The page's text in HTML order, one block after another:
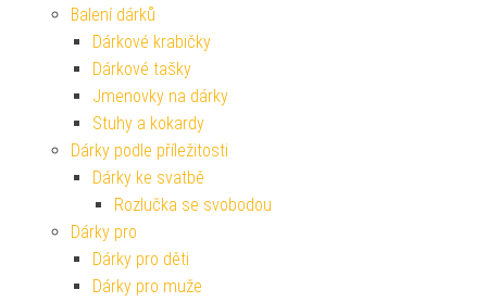
Balení dárků
Dárkové krabičky
Dárkové tašky
Jmenovky na dárky
Stuhy a kokardy
Dárky podle příležitosti
Dárky ke svatbě
Rozlučka se svobodou
Dárky pro
Dárky pro děti
Dárky pro muže